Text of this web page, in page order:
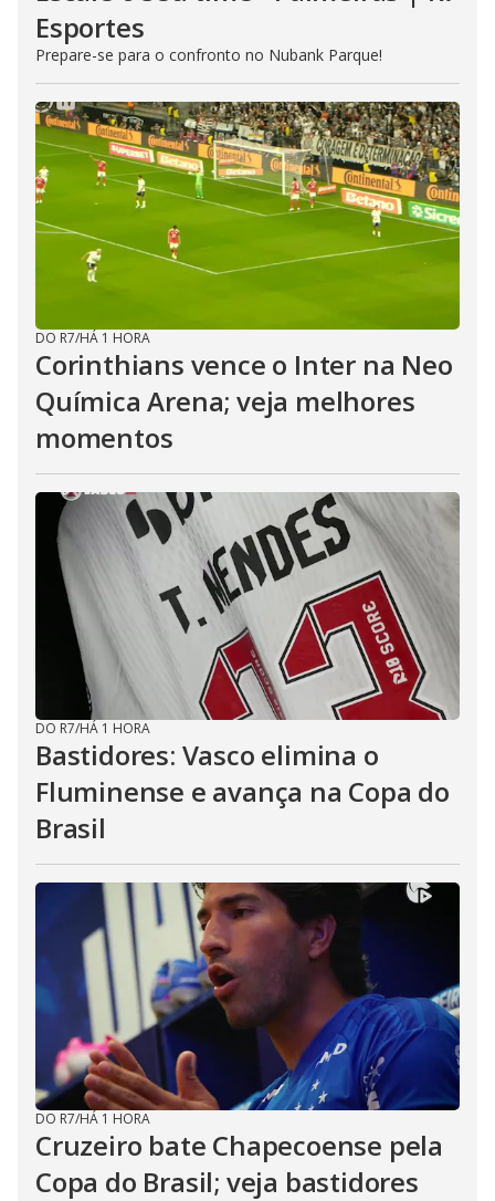
Esportes
Prepare-se para o confronto no Nubank Parque!
DO R7/HÁ 1 HORA
Corinthians vence o Inter na Neo
Química Arena; veja melhores
momentos
DO R7/HÁ 1 HORA
Bastidores: Vasco elimina o
Fluminense e avança na Copa do
Brasil
DO R7/HÁ 1 HORA
Cruzeiro bate Chapecoense pela
Copa do Brasil; veja bastidores